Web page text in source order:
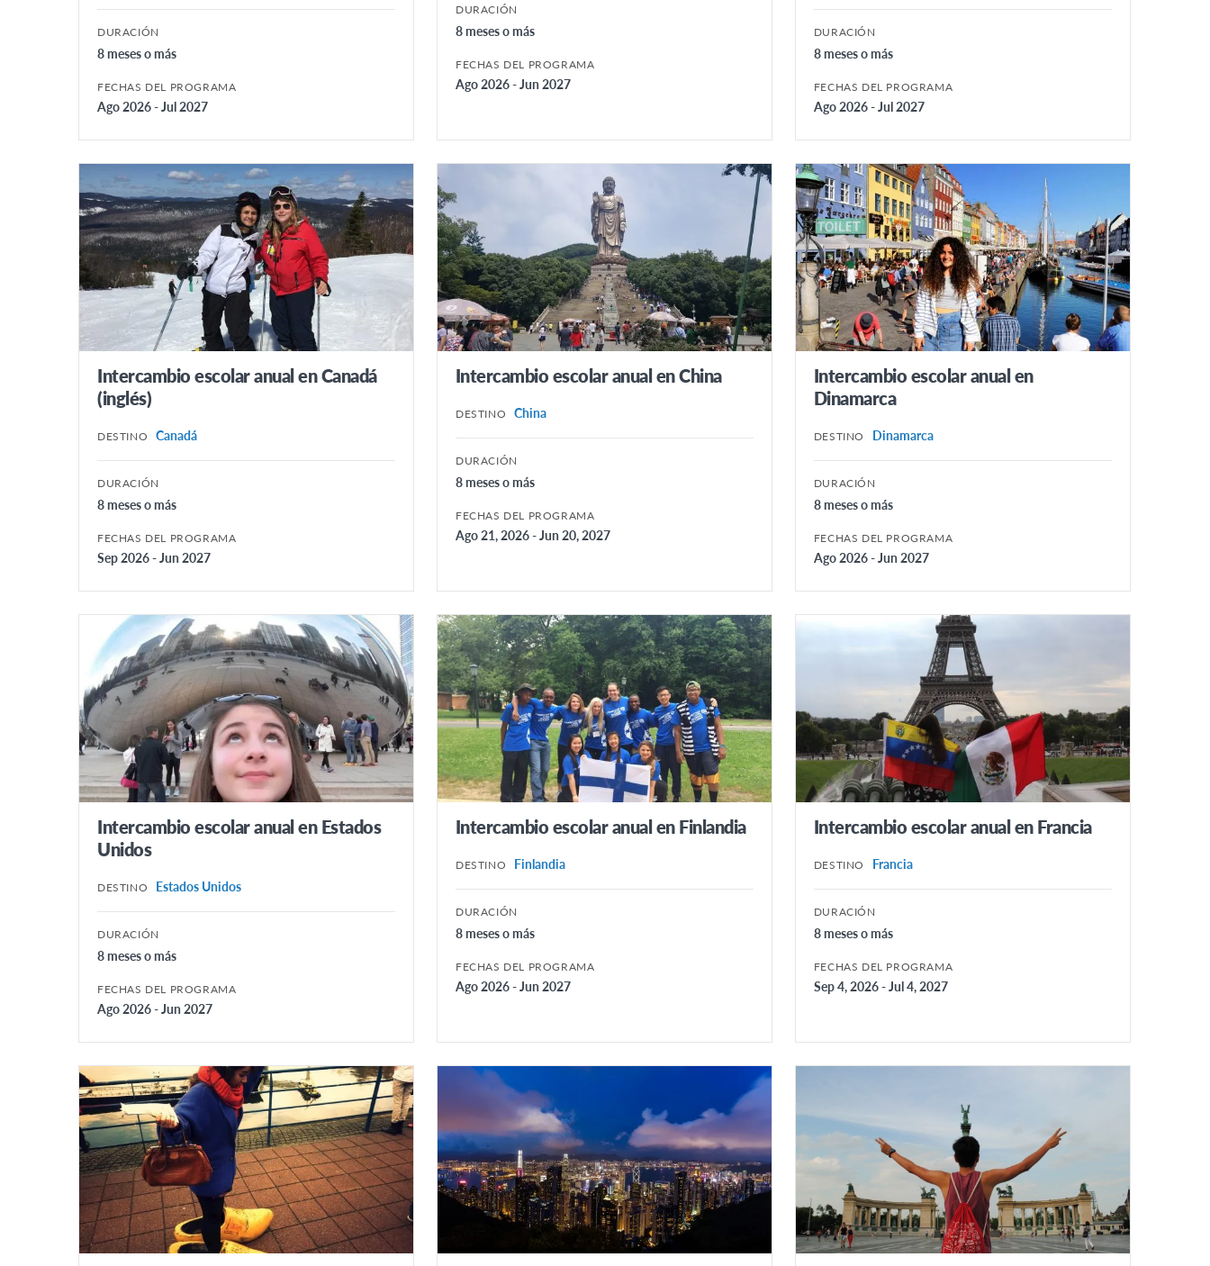
DURACIÓN
8 meses o más
FECHAS DEL PROGRAMA
Ago 2026 - Jul 2027
DURACIÓN
8 meses o más
FECHAS DEL PROGRAMA
Ago 2026 - Jun 2027
DURACIÓN
8 meses o más
FECHAS DEL PROGRAMA
Ago 2026 - Jul 2027
Intercambio escolar anual en Canadá
(inglés)
DESTINO Canadá
DURACIÓN
8 meses o más
FECHAS DEL PROGRAMA
Sep 2026 - Jun 2027
Intercambio escolar anual en China
DESTINO China
DURACIÓN
8 meses o más
FECHAS DEL PROGRAMA
Ago 21, 2026 - Jun 20, 2027
Intercambio escolar anual en
Dinamarca
DESTINO Dinamarca
DURACIÓN
8 meses o más
FECHAS DEL PROGRAMA
Ago 2026 - Jun 2027
Intercambio escolar anual en Estados
Unidos
DESTINO Estados Unidos
DURACIÓN
8 meses o más
FECHAS DEL PROGRAMA
Ago 2026 - Jun 2027
Intercambio escolar anual en Finlandia
DESTINO Finlandia
DURACIÓN
8 meses o más
FECHAS DEL PROGRAMA
Ago 2026 - Jun 2027
Intercambio escolar anual en Francia
DESTINO Francia
DURACIÓN
8 meses o más
FECHAS DEL PROGRAMA
Sep 4, 2026 - Jul 4, 2027